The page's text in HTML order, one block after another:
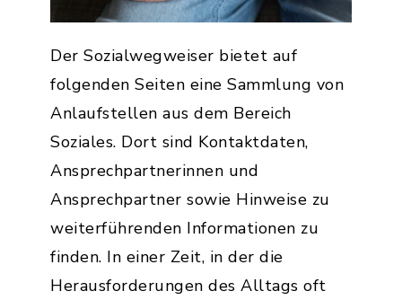
Der Sozialwegweiser bietet auf
folgenden Seiten eine Sammlung von
Anlaufstellen aus dem Bereich
Soziales. Dort sind Kontaktdaten,
Ansprechpartnerinnen und
Ansprechpartner sowie Hinweise zu
weiterführenden Informationen zu
finden. In einer Zeit, in der die
Herausforderungen des Alltags oft